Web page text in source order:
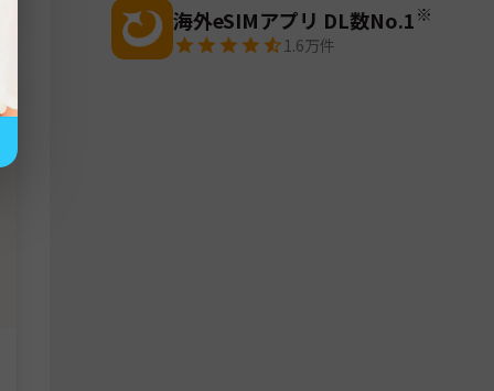
海外eSIMアプリ DL数No.1※
1.6万件